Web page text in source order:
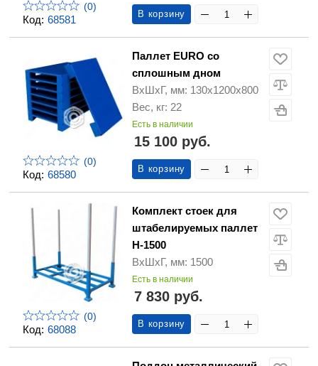
Код: 68581
(0)
В корзину
Код: 68580
(0)
Паллет EURO со
сплошным дном
ВхШхГ, мм: 130x1200x800
Вес, кг: 22
Есть в наличии
15 100 руб.
В корзину
Код: 68088
(0)
Комплект стоек для
штабелируемых паллет
H-1500
ВхШхГ, мм: 1500
Есть в наличии
7 830 руб.
В корзину